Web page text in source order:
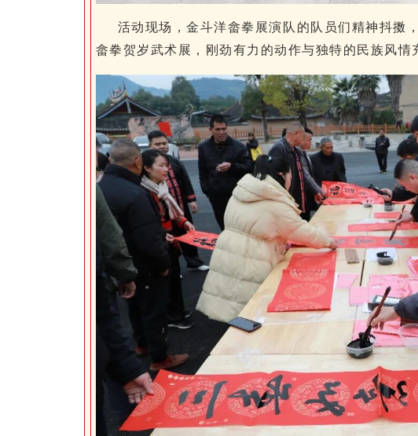
活动现场，金斗洋畲拳展演队的队员们精神抖擞
畲拳贺岁武术展，刚劲有力的动作与独特的民族风情